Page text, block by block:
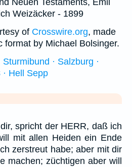
Neuen Testaments, Emil
Weizäcker - 1899
of Crosswire.org, made
format by Michael Bolsinger.
· Salzburg ·
Hell Sepp
spricht der HERR, daß ich
mit allen Heiden ein Ende
zerstreut habe; aber mit dir
machen; züchtigen aber will